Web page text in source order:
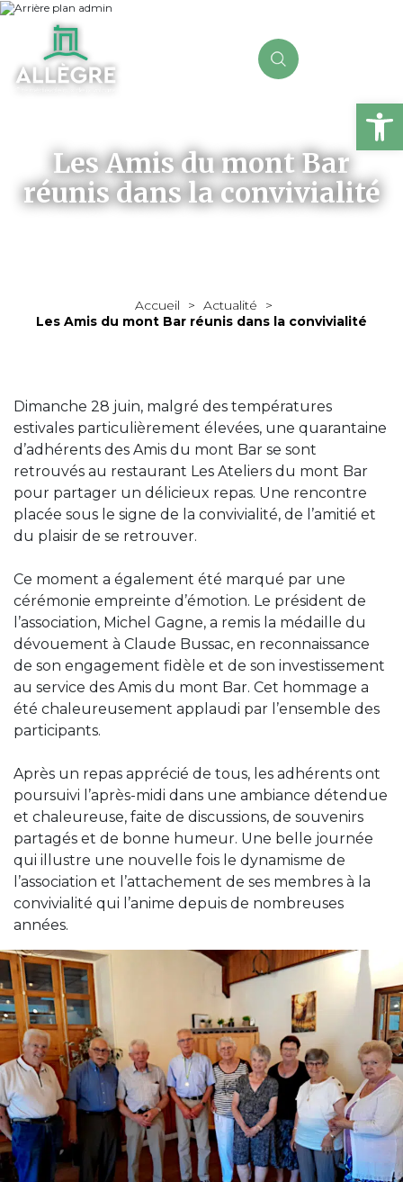
Les Amis du mont Bar
réunis dans la convivialité
Accueil > Actualité
>
Les Amis du mont Bar réunis dans la convivialité
Dimanche 28 juin, malgré des températures
estivales particulièrement élevées, une quarantaine
d’adhérents des Amis du mont Bar se sont
retrouvés au restaurant Les Ateliers du mont Bar
pour partager un délicieux repas. Une rencontre
placée sous le signe de la convivialité, de l’amitié et
du plaisir de se retrouver.
Ce moment a également été marqué par une
cérémonie empreinte d’émotion. Le président de
l’association, Michel Gagne, a remis la médaille du
dévouement à Claude Bussac, en reconnaissance
de son engagement fidèle et de son investissement
au service des Amis du mont Bar. Cet hommage a
été chaleureusement applaudi par l’ensemble des
participants.
Après un repas apprécié de tous, les adhérents ont
poursuivi l’après-midi dans une ambiance détendue
et chaleureuse, faite de discussions, de souvenirs
partagés et de bonne humeur. Une belle journée
qui illustre une nouvelle fois le dynamisme de
l’association et l’attachement de ses membres à la
convivialité qui l’anime depuis de nombreuses
années.